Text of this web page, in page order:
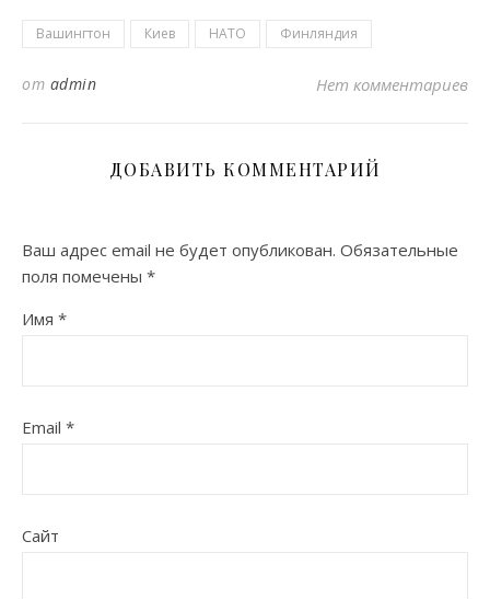
Вашингтон Киев НАТО Финляндия
от admin Нет комментариев
ДОБАВИТЬ КОММЕНТАРИЙ
Ваш адрес email не будет опубликован. Обязательные
поля помечены *
Имя *
Email *
Сайт